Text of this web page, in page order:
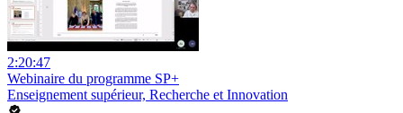
2:20:47
Webinaire du programme SP+
Enseignement supérieur, Recherche et Innovation